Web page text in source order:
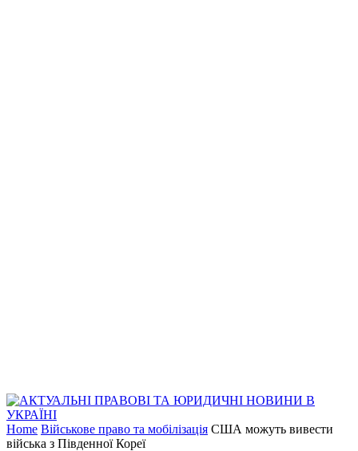
Home Військове право та мобілізація США можуть вивести
війська з Південної Кореї